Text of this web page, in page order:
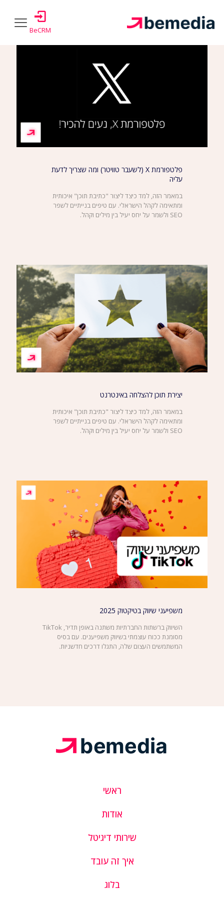
BeCRM
Show all
פלטפורמת X (לשעבר טוויטר) ומה שצריך לדעת
עליה
במאמר הזה, למד כיצד ליצור "כתיבת תוכן" איכותית
ומתאימה לקהל הישראלי. עם טיפים בנייתיים לשפר
SEO ולשמר על יחס יעיל בין מילים וקהל.
יצירת תוכן להצלחה באינטרנט
במאמר הזה, למד כיצד ליצור "כתיבת תוכן" איכותית
ומתאימה לקהל הישראלי. עם טיפים בנייתיים לשפר
SEO ולשמר על יחס יעיל בין מילים וקהל.
משפיעני שיווק בטיקטוק 2025
השיווק ברשתות החברתיות משתנה באופן תדיר, TikTok
מסומנת ככוח עוצמתי בשיווק משפיענים. עם בסיס
המשתמשים העצום שלה, התגלו דרכים חדשניות.
ראשי
אודות
שירותי דיגיטל
איך זה עובד
בלוג